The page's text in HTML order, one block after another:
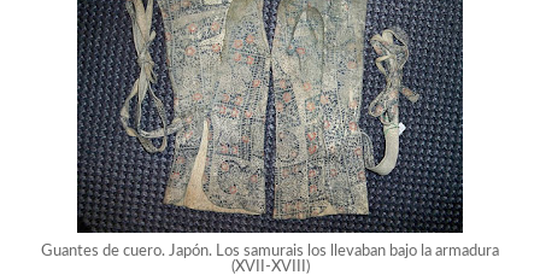
Guantes de cuero. Japón. Los samurais los llevaban bajo la armadura
(XVII-XVIII)